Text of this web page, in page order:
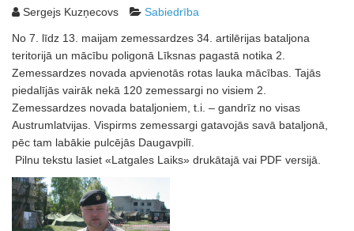
Sergejs Kuzņecovs Sabiedrība
No 7. līdz 13. maijam zemessardzes 34. artilērijas bataljona
teritorijā un mācību poligonā Līksnas pagastā notika 2.
Zemessardzes novada apvienotās rotas lauka mācības. Tajās
piedalījās vairāk nekā 120 zemessargi no visiem 2.
Zemessardzes novada bataljoniem, t.i. – gandrīz no visas
Austrumlatvijas. Vispirms zemessargi gatavojās savā bataljonā,
pēc tam labākie pulcējās Daugavpilī.
Pilnu tekstu lasiet «Latgales Laiks» drukātajā vai PDF versijā.